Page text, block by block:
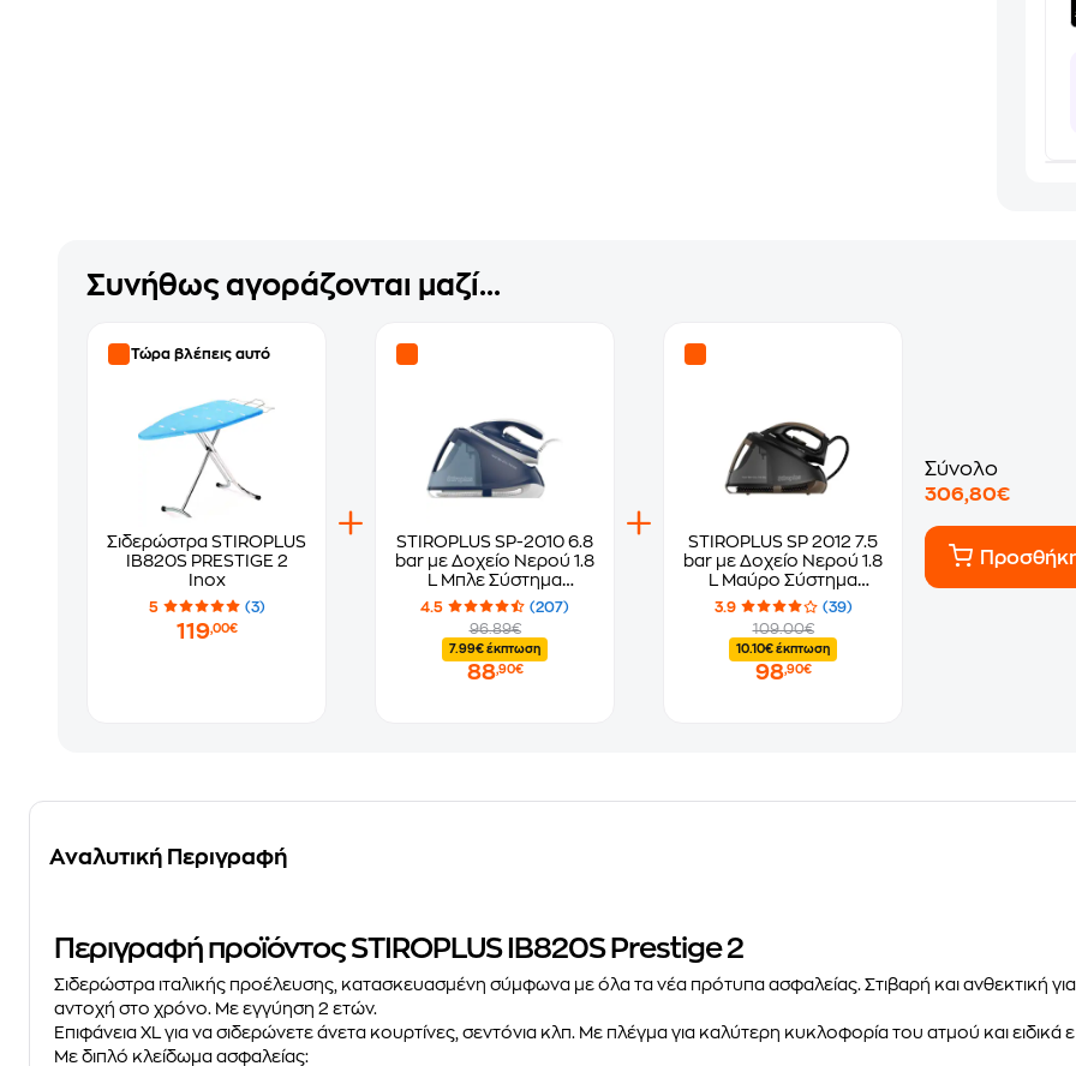
Συνήθως αγοράζονται μαζί...
Τώρα βλέπεις αυτό
Σιδερώστρα STIROPLUS
IB820S PRESTIGE 2
Inox
5 (3)
119,00€
STIROPLUS SP-2010 6.8
bar με Δοχείο Nερού 1.8
L Μπλε Σύστημα
Σιδερώματος
4.5
(207)
96.89€
7.99€ έκπτωση
88,90€
STIROPLUS SP 2012 7.5
bar με Δοχείο Νερού 1.8
L Μαύρο Σύστημα
Σιδερώματος
3.9
(39)
109.00€
10.10€ έκπτωση
98,90€
Σύνολο
306,80€
Αναλυτική Περιγραφή
Περιγραφή προϊόντος STIROPLUS IB820S Prestige 2
Σιδερώστρα ιταλικής προέλευσης, κατασκευασμένη σύμφωνα με όλα τα νέα πρότυπα ασφαλείας. Στιβαρή και ανθεκτική
αντοχή στο χρόνο. Με εγγύηση 2 ετών.
Επιφάνεια XL για να σιδερώνετε άνετα κουρτίνες, σεντόνια κλπ. Με πλέγμα για καλύτερη κυκλοφορία του ατμού και
Με διπλό κλείδωμα ασφαλείας: